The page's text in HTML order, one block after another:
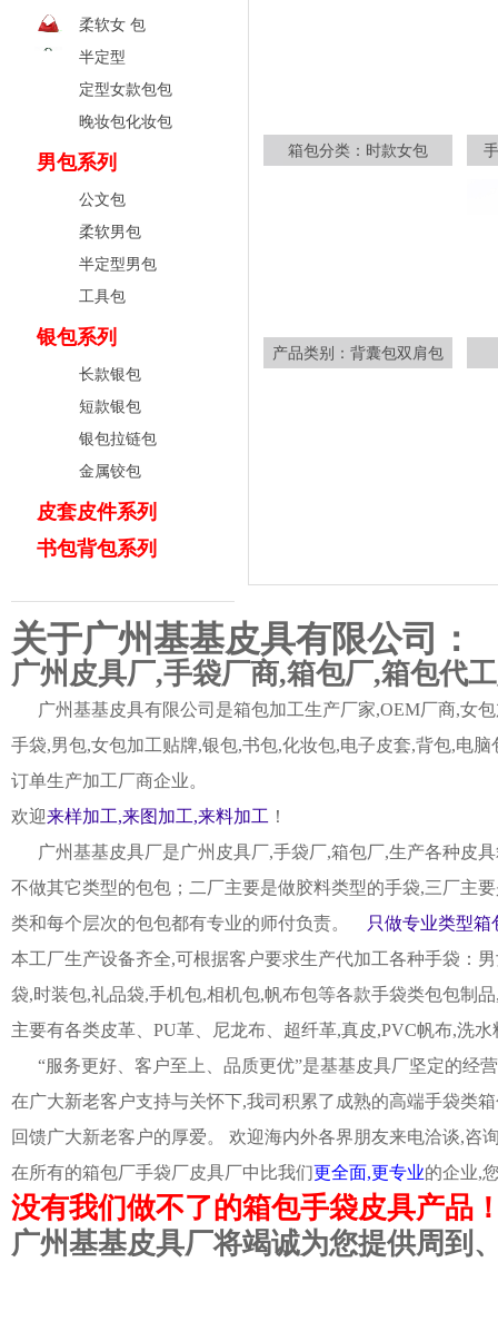
柔软女 包
半定型
定型女款包包
晚妆包化妆包
男包系列
公文包
柔软男包
半定型男包
工具包
银包系列
长款银包
短款银包
银包拉链包
金属铰包
皮套皮件系列
书包背包系列
箱包分类：时款女包
产品类别：背囊包双肩包
关于广州基基皮具有限公司：
广州皮具厂,手袋厂商,箱包厂,箱包代
广州基基皮具有限公司是箱包加工生产厂家,OEM厂商,女
手袋,男包,女包加工贴牌,银包,书包,化妆包,电子皮套,背包,电
订单生产加工厂商企业。
欢迎来样加工,来图加工,来料加工 ！
广州基基皮具厂是广州皮具厂,手袋厂,箱包厂,生产各种皮
不做其它类型的包包；二厂主要是做胶料类型的手袋,三厂主
类和每个层次的包包都有专业的师付负责。
只做专业类型箱
本工厂生产设备齐全,可根据客户要求生产代加工各种手袋：
袋,时装包,礼品袋,手机包,相机包,帆布包等各款手袋类包包制
主要有各类皮革、PU革、尼龙布、超纤革,真皮,PVC帆布,洗
“服务更好、客户至上、品质更优”是基基皮具厂坚定的经
在广大新老客户支持与关怀下,我司积累了成熟的高端手袋类
回馈广大新老客户的厚爱。 欢迎海内外各界朋友来电洽谈,咨
在所有的箱包厂手袋厂皮具厂中比我们更全面,更专业的企业,
没有我们做不了的箱包手袋皮具产品
广州基基皮具厂将竭诚为您提供周到